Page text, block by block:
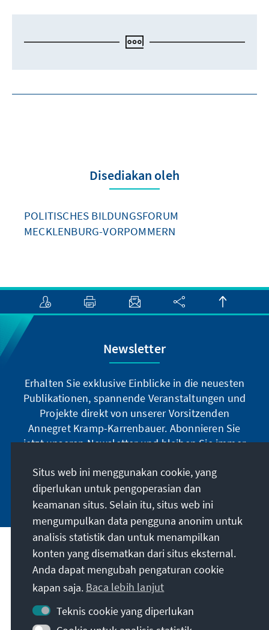
Disediakan oleh
POLITISCHES BILDUNGSFORUM
MECKLENBURG-VORPOMMERN
Newsletter
Erhalten Sie exklusive Einblicke in die neuesten
Publikationen, spannende Veranstaltungen und
Projekte direkt von unserer Vorsitzenden
Annegret Kramp-Karrenbauer. Abonnieren Sie
jetzt unseren Newsletter und bleiben Sie immer
Jetzt abonnieren
Misi kami
Kontak
Penawaran lebih lanjut dari yayasan
Situs web ini menggunakan cookie, yang
diperlukan untuk pengoperasian dan
keamanan situs. Selain itu, situs web ini
mengumpulkan data pengguna anonim untuk
analisis statistik dan untuk menampilkan
konten yang disematkan dari situs eksternal.
Anda dapat mengubah pengaturan cookie
kapan saja. Baca lebih lanjut
Teknis cookie yang diperlukan